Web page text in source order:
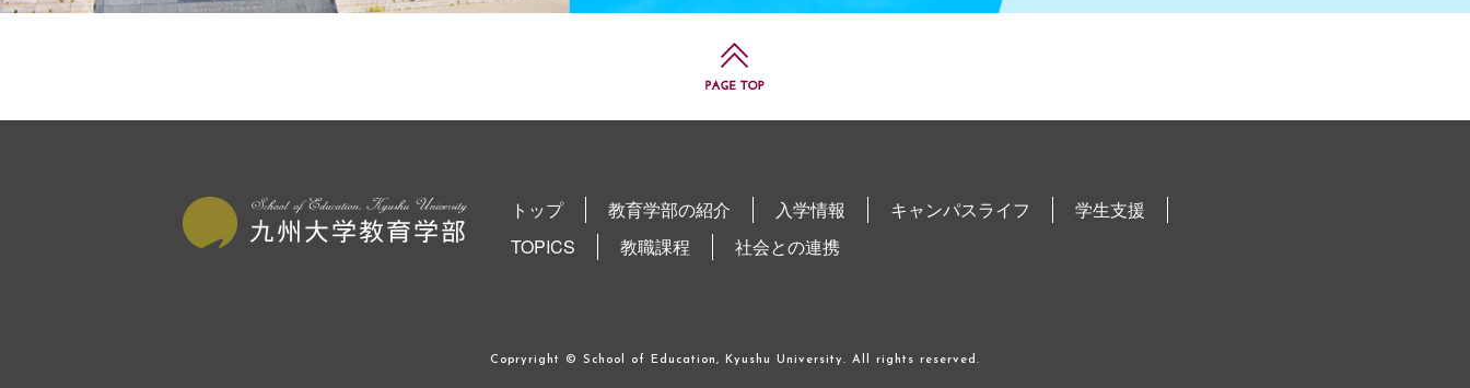
トップ 教育学部の紹介 入学情報 キャンパスライフ
学生支援
TOPICS
教職課程 社会との連携
Copryright © School of Education, Kyushu University. All rights reserved.